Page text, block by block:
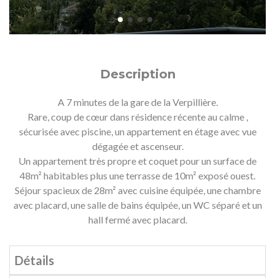
Description
A 7 minutes de la gare de la Verpillière.
Rare, coup de cœur dans résidence récente au calme ,
sécurisée avec piscine, un appartement en étage avec vue
dégagée et ascenseur.
Un appartement très propre et coquet pour un surface de
48m² habitables plus une terrasse de 10m² exposé ouest.
Séjour spacieux de 28m² avec cuisine équipée, une chambre
avec placard, une salle de bains équipée, un WC séparé et un
hall fermé avec placard.
Détails